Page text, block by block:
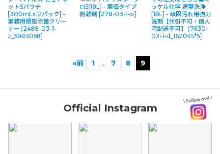
ットSパウチ
[300mLx12パック] -
業務用便座除菌クリー
ナー [2489-03-1-
z_5883068]
ロ5[18L] - 廉価タイプ
剥離剤 [278-03-1-o]
ッケル化学 速撃洗浄
[18L] - 頑固汚れ用強力
洗剤【代引不可・個人
宅配送不可】
[7630-
03-1-d_16204S*5]
«前 1 ... 7 8 9
Official Instagram